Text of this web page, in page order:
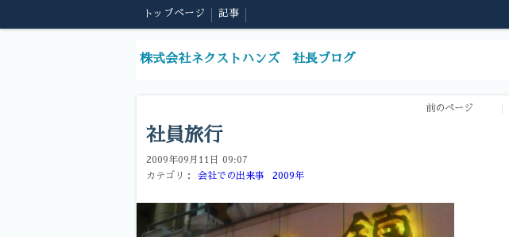
トップページ 記事
株式会社ネクストハンズ 社長ブログ
前のページ
社員旅行
2009年09月11日 09:07
カテゴリ：
会社での出来事 2009年